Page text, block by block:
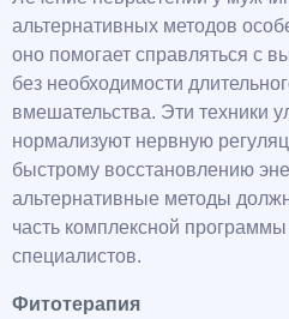
альтернативных методов
оно помогает справляться с
без необходимости
вмешательства. Эти техники
нормализуют нервную
быстрому восстановлению
альтернативные методы
часть комплексной
специалистов.
Фитотерапия